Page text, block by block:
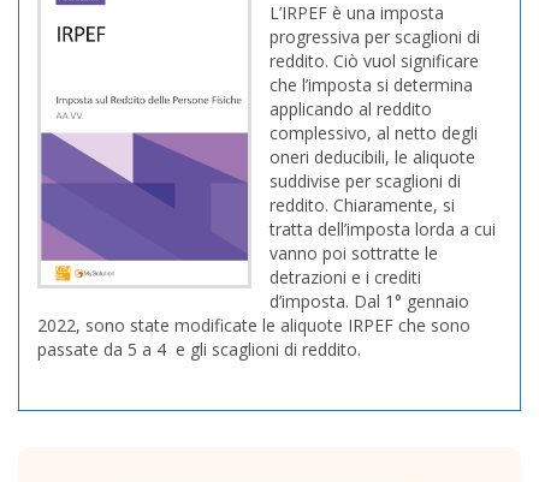
L’IRPEF è una imposta
progressiva per scaglioni di
reddito. Ciò vuol significare
che l’imposta si determina
applicando al reddito
complessivo, al netto degli
oneri deducibili, le aliquote
suddivise per scaglioni di
reddito. Chiaramente, si
tratta dell’imposta lorda a cui
vanno poi sottratte le
detrazioni e i crediti
d’imposta. Dal 1° gennaio
2022, sono state modificate le aliquote IRPEF che sono
passate da 5 a 4 e gli scaglioni di reddito.